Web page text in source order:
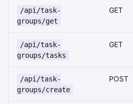
/api/task-
groups/get
GET
/api/task-
groups/tasks
GET
/api/task-
groups/create
POST